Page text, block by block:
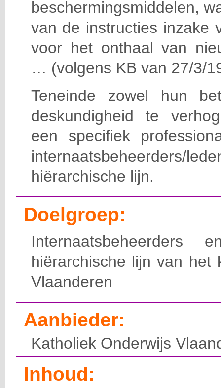
beschermingsmiddelen,
van de instructies inzake
voor het onthaal van
… (volgens KB van 27/3/
Teneinde zowel hun
deskundigheid te
een specifiek
hiërarchische lijn.
Doelgroep:
hiërarchische lijn van het
Vlaanderen
Aanbieder:
Katholiek Onderwijs
Inhoud: